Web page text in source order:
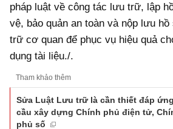
pháp luật về công tác lưu trữ, lập
vệ, bảo quản an toàn và nộp lưu
trữ cơ quan để phục vụ hiệu quả
dụng tài liệu./.
Tham khảo thêm
Sửa Luật Lưu trữ là cần thiết đáp
cầu xây dựng Chính phủ điện tử,
phủ số